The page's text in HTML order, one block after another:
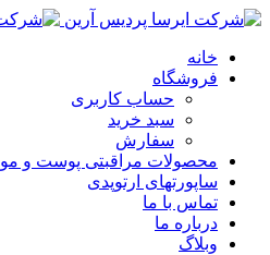
خانه
فروشگاه
حساب کاربری
سبد خرید
سفارش
محصولات مراقبتی پوست و مو
ساپورتهای ارتوپدی
تماس با ما
درباره ما
وبلاگ